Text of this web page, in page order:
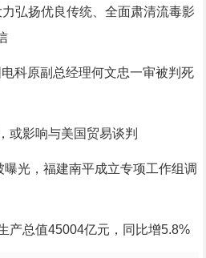
弘扬优良传统、全面肃清流毒影
科原副总经理何文忠一审被判死
或影响与美国贸易谈判
曝光，福建南平成立专项工作组调
产总值45004亿元，同比增5.8%